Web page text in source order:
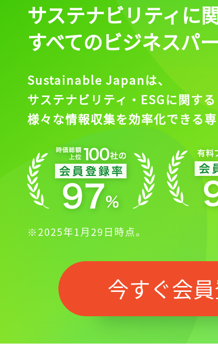
サステナビリティに
すべてのビジネスパ
Sustainable Japanは、
サステナビリティ・ESGに関する
様々な情報収集を効率化できる
※2025年1月29日時点。
今すぐ会